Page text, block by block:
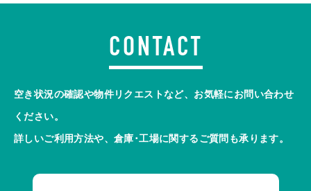
CONTACT
空き状況の確認や物件リクエストなど、お気軽にお問い合わせ
ください。
詳しいご利用方法や、倉庫･工場に関するご質問も承ります。